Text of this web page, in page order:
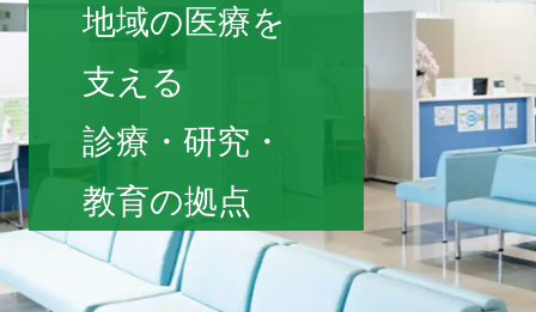
地域の医療を
支える
診療・研究・
教育の拠点